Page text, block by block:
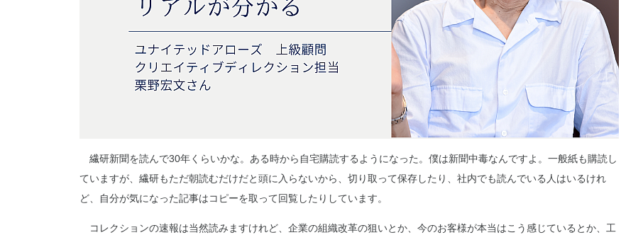
繊研新聞を読んで30年くらいかな。ある時から自宅購読するようになった。僕は新聞中毒なんですよ。一般紙も購読し
ていますが、繊研もただ朝読むだけだと頭に入らないから、切り取って保存したり、社内でも読んでいる人はいるけれ
ど、自分が気になった記事はコピーを取って回覧したりしています。
コレクションの速報は当然読みますけれど、企業の組織改革の狙いとか、今のお客様が本当はこう感じているとか、工